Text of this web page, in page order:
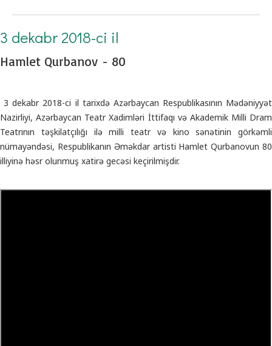
3 dekabr 2018-ci il
Hamlet Qurbanov - 80
3 dekabr 2018-ci il tarixdə Azərbaycan Respublikasının Mədəniyyət
Nazirliyi, Azərbaycan Teatr Xadimləri İttifaqı və Akademik Milli Dram
Teatrının təşkilatçılığı ilə milli teatr və kino sənətinin görkəmli
nümayəndəsi, Respublikanın Əməkdar artisti Hamlet Qurbanovun 80
illiyinə həsr olunmuş xatirə gecəsi keçirilmişdir.